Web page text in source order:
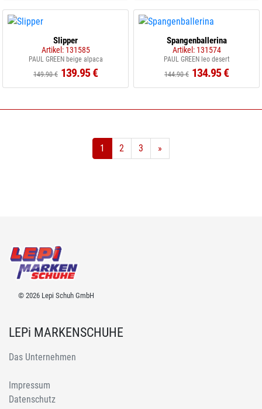
Slipper
Artikel: 131585
PAUL GREEN beige alpaca
149.90 € 139.95 €
Spangenballerina
Artikel: 131574
PAUL GREEN leo desert
144.90 € 134.95 €
1 2 3 »
© 2026 Lepi Schuh GmbH
LEPi MARKENSCHUHE
Das Unternehmen
Impressum
Datenschutz